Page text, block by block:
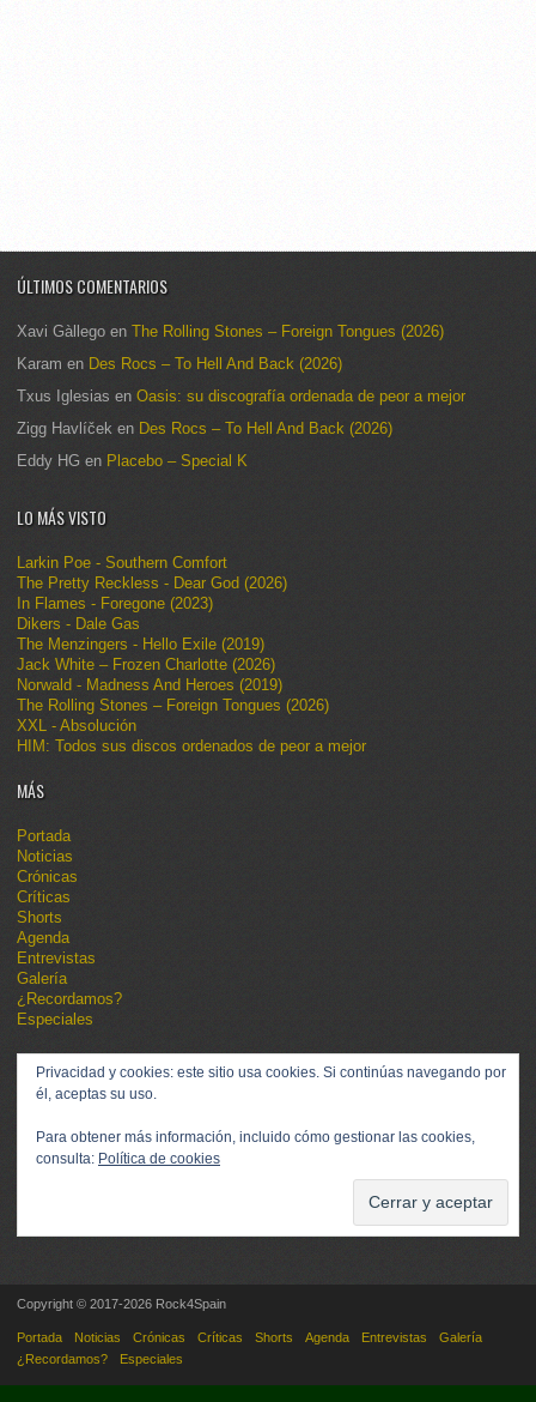
ÚLTIMOS COMENTARIOS
Xavi Gàllego en The Rolling Stones – Foreign Tongues (2026)
Karam en Des Rocs – To Hell And Back (2026)
Txus Iglesias en Oasis: su discografía ordenada de peor a mejor
Zigg Havlíček en Des Rocs – To Hell And Back (2026)
Eddy HG en Placebo – Special K
LO MÁS VISTO
Larkin Poe - Southern Comfort
The Pretty Reckless - Dear God (2026)
In Flames - Foregone (2023)
Dikers - Dale Gas
The Menzingers - Hello Exile (2019)
Jack White – Frozen Charlotte (2026)
Norwald - Madness And Heroes (2019)
The Rolling Stones – Foreign Tongues (2026)
XXL - Absolución
HIM: Todos sus discos ordenados de peor a mejor
MÁS
Portada
Noticias
Crónicas
Críticas
Shorts
Agenda
Entrevistas
Galería
¿Recordamos?
Especiales
Privacidad y cookies: este sitio usa cookies. Si continúas navegando por
él, aceptas su uso.
Para obtener más información, incluido cómo gestionar las cookies,
consulta: Política de cookies
Copyright © 2017-2026 Rock4Spain
Portada Noticias Crónicas Críticas Shorts Agenda Entrevistas
Galería
¿Recordamos?
Especiales